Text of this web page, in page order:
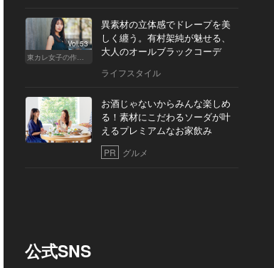
Vol.53
東カレ女子の作り方
異素材の立体感でドレープを美
しく纏う。有村架純が魅せる、
大人のオールブラックコーデ
ライフスタイル
お酒じゃないからみんな楽しめ
る！素材にこだわるソーダが叶
えるプレミアムなお家飲み
PR グルメ
公式SNS